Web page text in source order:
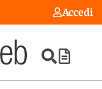
Accedi